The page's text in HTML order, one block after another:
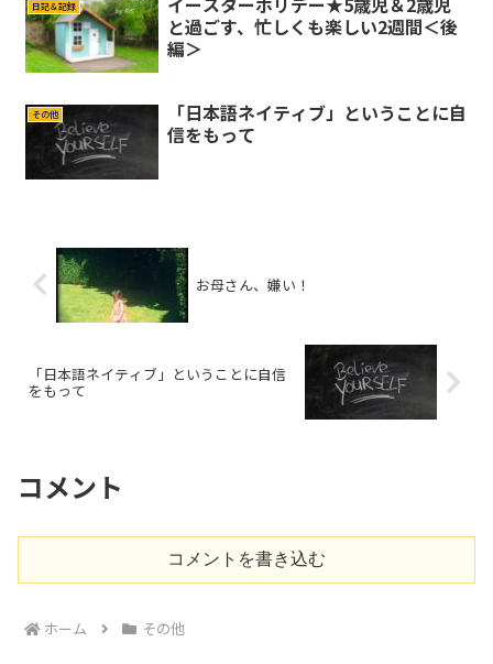
日記＆記録
と過ごす、忙しくも楽しい2週間＜後
編＞
その他
「日本語ネイティブ」ということに自
信をもって
お母さん、嫌い！
「日本語ネイティブ」ということに自信
をもって
コメント
コメントを書き込む
ホーム その他